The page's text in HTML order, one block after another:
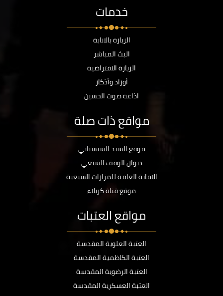
خدمات
الزيارة بالانابة
البث المباشر
الزيارة الافتراضية
أوراد وأذكار
اذاعة صوت الحسين
مواقع ذات صلة
موقع السيد السيستاني
ديوان الوقف الشيعي
الامانة العامة للمزارات الشيعية
موقع قناة كربلاء
مواقع العتبات
العتبة العلوية المقدسة
العتبة الكاظمية المقدسة
العتبة الرضوية المقدسة
العتبة العسكرية المقدسة